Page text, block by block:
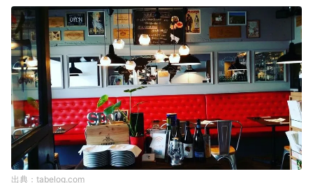
tabelog.com